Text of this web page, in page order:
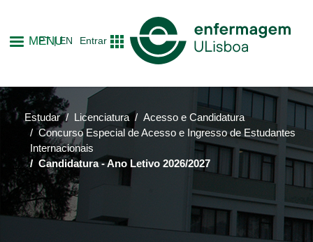
para
o
conteúdo
MENU
PT EN Entrar
Estudar Licenciatura
Acesso e Candidatura
Concurso Especial de Acesso e Ingresso de Estudantes
Internacionais
Candidatura - Ano Letivo 2026/2027